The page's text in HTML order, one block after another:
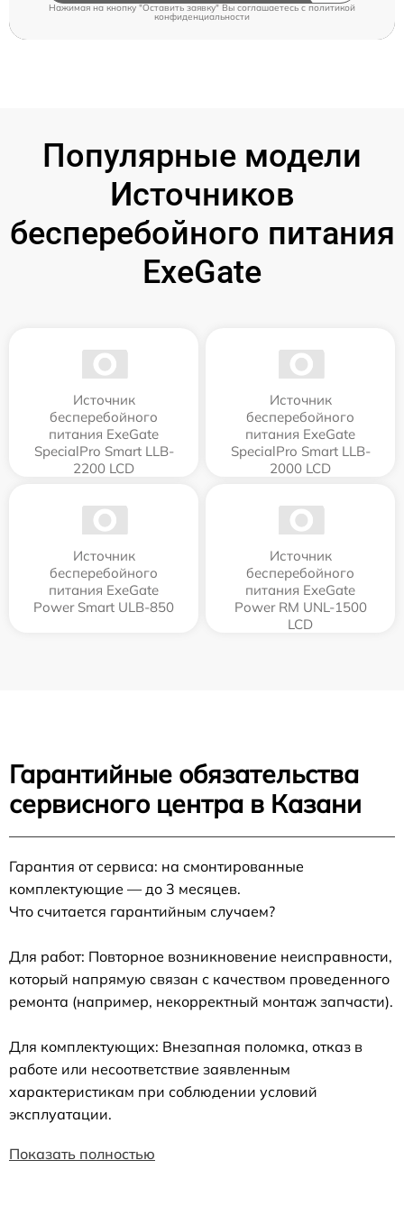
Нажимая на кнопку "Оставить заявку" Вы соглашаетесь cполитикой
конфиденциальности
Популярные модели
Источников
бесперебойного питания
ExeGate
Источник
бесперебойного
питания ExeGate
SpecialPro Smart LLB-
2200 LCD
Источник
бесперебойного
питания ExeGate
SpecialPro Smart LLB-
2000 LCD
Источник
бесперебойного
питания ExeGate
Power Smart ULB-850
Источник
бесперебойного
питания ExeGate
Power RM UNL-1500
LCD
Гарантийные обязательства
сервисного центра в Казани
Гарантия от сервиса: на смонтированные
комплектующие — до 3 месяцев.
Что считается гарантийным случаем?
Для работ: Повторное возникновение неисправности,
который напрямую связан с качеством проведенного
ремонта (например, некорректный монтаж запчасти).
Для комплектующих: Внезапная поломка, отказ в
работе или несоответствие заявленным
характеристикам при соблюдении условий
эксплуатации.
Показать полностью